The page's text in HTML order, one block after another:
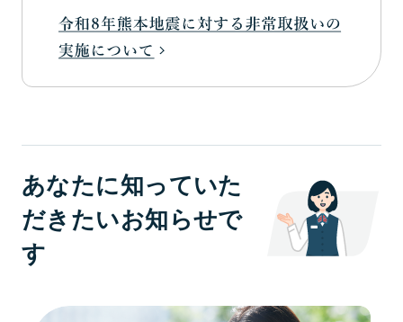
あなたに知っていた
だきたいお知らせで
す